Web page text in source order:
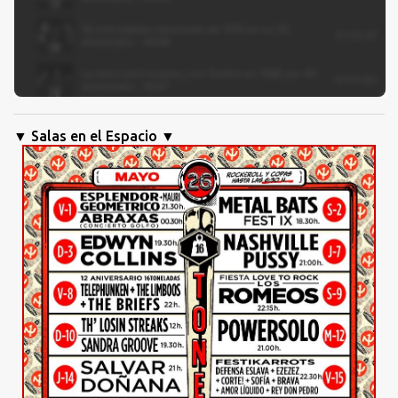
▼ Salas en el Espacio ▼